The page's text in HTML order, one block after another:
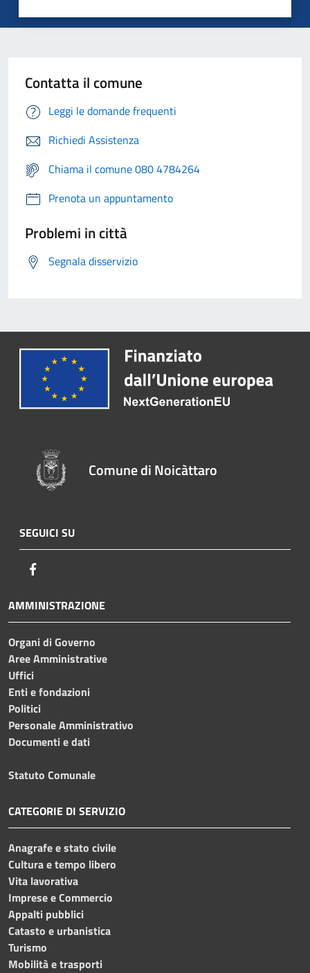
Contatta il comune
Leggi le domande frequenti
Richiedi Assistenza
Chiama il comune 080 4784264
Prenota un appuntamento
Problemi in città
Segnala disservizio
Comune di Noicàttaro
SEGUICI SU
AMMINISTRAZIONE
Organi di Governo
Aree Amministrative
Uffici
Enti e fondazioni
Politici
Personale Amministrativo
Documenti e dati
Statuto Comunale
CATEGORIE DI SERVIZIO
Anagrafe e stato civile
Cultura e tempo libero
Vita lavorativa
Imprese e Commercio
Appalti pubblici
Catasto e urbanistica
Turismo
Mobilità e trasporti